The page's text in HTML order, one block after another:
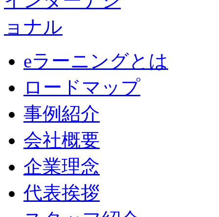
eラーニングとは
ロードマップ
事例紹介
会社概要
企業理念
代表挨拶